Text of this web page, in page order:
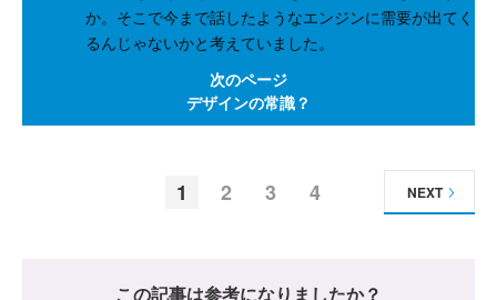
か。そこで今まで話したようなエンジンに需要が出てく
るんじゃないかと考えていました。
次のページ
デザインの常識？
1 2 3 4 NEXT
この記事は参考になりましたか？